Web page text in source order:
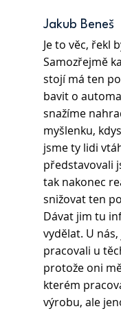
Jakub Beneš
Je to věc, řekl
Samozřejmě
stojí má ten
bavit o
snažíme
myšlenku,
jsme ty lidi
představovali
tak nakonec
snižovat ten
Dávat jim tu
vydělat. U
pracovali u
protože oni
kterém
výrobu, ale